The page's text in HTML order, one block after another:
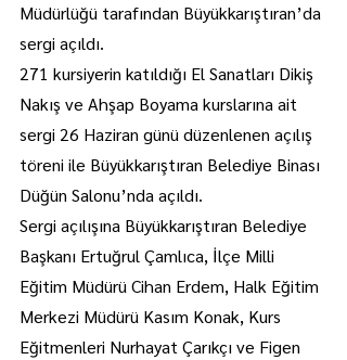
Müdürlüğü tarafından Büyükkarıştıran’da
sergi açıldı.
271 kursiyerin katıldığı El Sanatları Dikiş
Nakış ve Ahşap Boyama kurslarına ait
sergi 26 Haziran günü düzenlenen açılış
töreni ile Büyükkarıştıran Belediye Binası
Düğün Salonu’nda açıldı.
Sergi açılışına Büyükkarıştıran Belediye
Başkanı Ertuğrul Çamlıca, İlçe Milli
Eğitim Müdürü Cihan Erdem, Halk Eğitim
Merkezi Müdürü Kasım Konak, Kurs
Eğitmenleri Nurhayat Çarıkçı ve Figen